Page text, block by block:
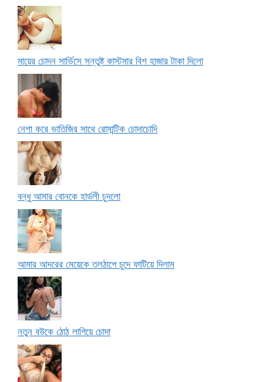
মায়ের চোদন সার্ভিসে সন্তুষ্ট কাস্টমার বিশ হাজার টাকা দিলো
নেশা করে ভাতিজির সাথে রোমান্টিক চোদাচোদি
বন্ধু আমার বোনকে হার্ডলী চুদলো
আমার আদরের মেয়েকে তলঠাপে চুদে ফাটিয়ে দিলাম
নতুন বউকে ঠোঠ লাগিয়ে চোদা